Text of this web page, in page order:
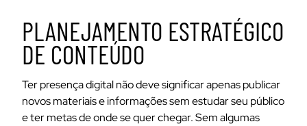
PLANEJAMENTO ESTRATÉGICO
DE CONTEÚDO
Ter presença digital não deve significar apenas publicar
novos materiais e informações sem estudar seu público
e ter metas de onde se quer chegar. Sem algumas